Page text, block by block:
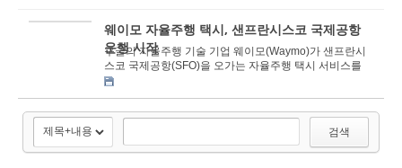
웨이모 자율주행 택시, 샌프란시스코 국제공항
운행 시작
구글의 자율주행 기술 기업 웨이모(Waymo)가 샌프란시
스코 국제공항(SFO)을 오가는 자율주행 택시 서비스를
본격적으로 확대한다. 이번 SFO 서비스 확대는 샌프...
검색